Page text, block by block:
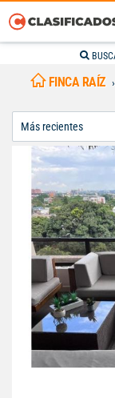
FINCA RAÍZ